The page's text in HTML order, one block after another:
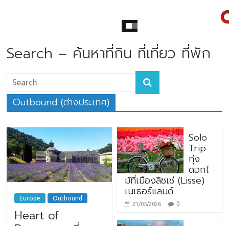
Search – ค้นหาที่กิน ที่เที่ยว ที่พัก
Outbound (ต่างประเทศ)
Europe Outbound
Heart of
Solo
Trip
ทุ่ง
ดอกไ
ม้ที่เมืองลิซเซ่ (Lisse)
เนเธอร์แลนด์
21/05/2026 0